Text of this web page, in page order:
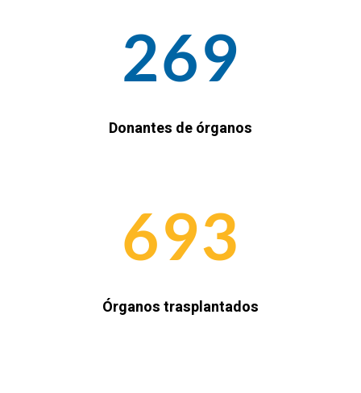
269
Donantes de órganos
693
Órganos trasplantados